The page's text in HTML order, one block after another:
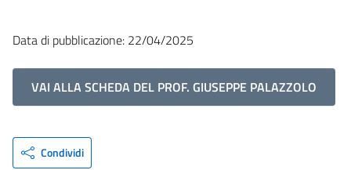
Data di pubblicazione: 22/04/2025
VAI ALLA SCHEDA DEL PROF. GIUSEPPE PALAZZOLO
Condividi